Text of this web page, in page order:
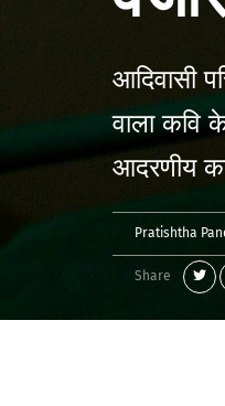
आदिवासी
वाला कवि
आदरणीय
Pratishtha
Share